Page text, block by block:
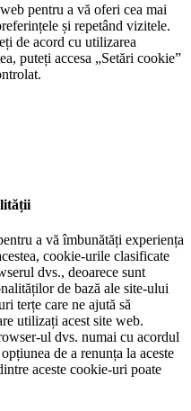
pentru a vă oferi cea mai
și repetând vizitele.
de acord cu utilizarea
puteți accesa „Setări cookie”
a vă îmbunătăți experiența
cookie-urile clasificate
dvs., deoarece sunt
de bază ale site-ului
terțe care ne ajută să
utilizați acest site web.
ul dvs. numai cu acordul
de a renunța la aceste
aceste cookie-uri poate